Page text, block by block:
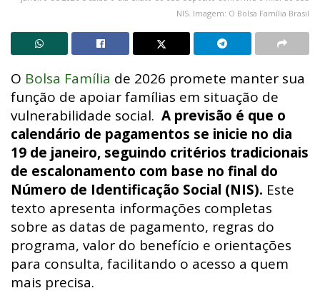
NIS. Imagem: O Bolsa Família Brasil
O Bolsa Família de 2026 promete manter sua
função de apoiar famílias em situação de
vulnerabilidade social. A previsão é que o
calendário de pagamentos se inicie no dia
19 de janeiro, seguindo critérios tradicionais
de escalonamento com base no final do
Número de Identificação Social (NIS). Este
texto apresenta informações completas
sobre as datas de pagamento, regras do
programa, valor do benefício e orientações
para consulta, facilitando o acesso a quem
mais precisa.